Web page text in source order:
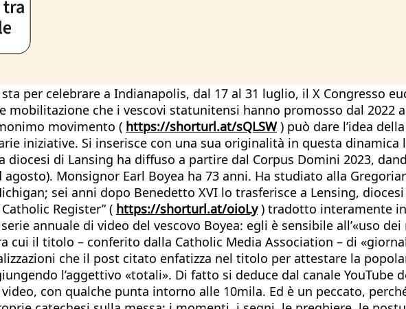
per celebrare a Indianapolis, dal 17 al 31 luglio, il X Congresso
che i vescovi statunitensi hanno promosso dal 2022
movimento ( https://shorturl.at/sQLSW) può dare l’idea
iniziative. Si inserisce con una sua originalità in questa dinamica
diocesi di Lansing ha diffuso a partire dal Corpus Domini 2023,
Monsignor Earl Boyea ha 73 anni. Ha studiato alla
sei anni dopo Benedetto XVI lo trasferisce a Lensing,
Register” ( https://shorturl.at/oioLy) tradotto interamente in
annuale di video del vescovo Boyea: egli è sensibile all’«uso
cui il titolo – conferito dalla Catholic Media Association – di
che il post citato enfatizza nel titolo per attestare la
l’aggettivo «totali». Di fatto si deduce dal canale YouTube
con qualche punta intorno alle 10mila. Ed è un peccato,